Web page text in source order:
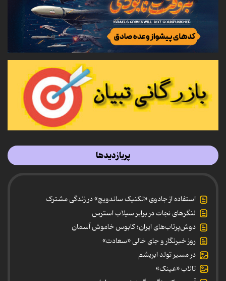
پربازدیدها
استفاده از جادوی «تکنیک ساندویچ» در زندگی مشترک
لنگرهای نجات در برابر سیلاب استرس
دوش‌پرتاب‌های ایران؛ کابوس خاموش آسمان
روز خبرنگار و جای خالی «سعادت»
در مسیر تولد ابریشم
تالاب «عینک»